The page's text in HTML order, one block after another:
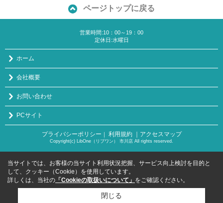
ページトップに戻る
営業時間:10：00～19：00
定休日:水曜日
ホーム
会社概要
お問い合わせ
PCサイト
プライバシーポリシー ｜ 利用規約 ｜アクセスマップ
Copyright(c) LibOne（リブワン） 市川店 All rights reserved.
当サイトでは、お客様の当サイト利用状況把握、サービス向上検討を目的と
して、クッキー（Cookie）を使用しています。
詳しくは、当社の 「Cookieの取扱いについて」 をご確認ください。
閉じる